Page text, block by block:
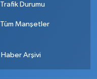
Trafik Durumu
Tüm Manşetler
Haber Arşivi